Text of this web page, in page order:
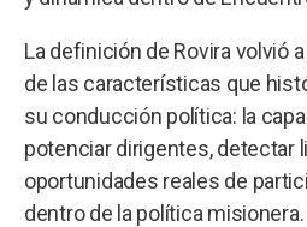
La definición de Rovira volvió
de las características que
su conducción política: la
potenciar dirigentes, detectar
oportunidades reales de
dentro de la política misionera.